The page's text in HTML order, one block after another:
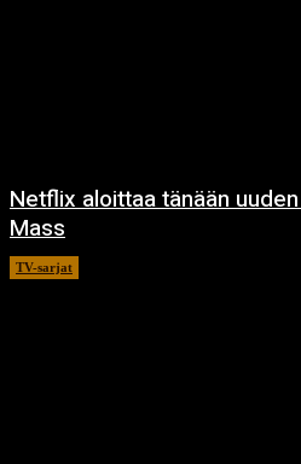
Netflix aloittaa tänään
Mass
TV-sarjat